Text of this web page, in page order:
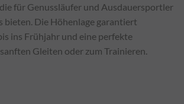
für Genussläufer und Ausdauersportler
bieten. Die Höhenlage garantiert
ins Frühjahr und eine perfekte
Gleiten oder zum Trainieren.